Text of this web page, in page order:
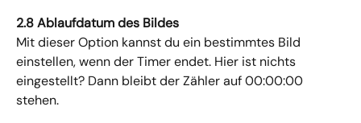
2.8 Ablaufdatum des Bildes
Mit dieser Option kannst du ein bestimmtes Bild
einstellen, wenn der Timer endet. Hier ist nichts
eingestellt? Dann bleibt der Zähler auf 00:00:00
stehen.